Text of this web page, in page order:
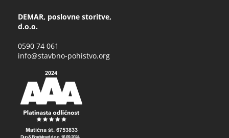
DEMAR, poslovne storitve,
d.o.o.
0590 74 061
info@stavbno-pohistvo.org